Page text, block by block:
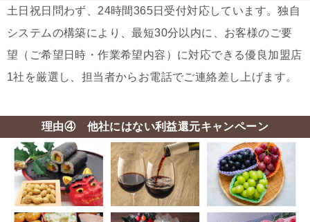
土日祝日問わず、24時間365日受付対応しています。独自
システムの構築により、最短30分以内に、お客様のご要
望（ご希望日時・作業希望内容）に対応できる優良加盟店
1社を厳選し、担当者からお電話でご連絡差し上げます。
理由④ 他社にはない利益還元キャンペーン